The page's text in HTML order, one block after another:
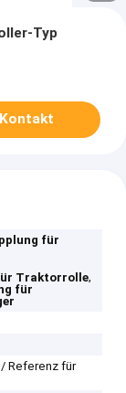
Typ
Kontakt
für
Traktorrolle,
für
Referenz für